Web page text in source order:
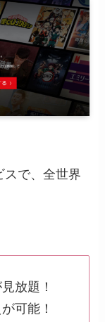
スで、全世界
放題！
可能！